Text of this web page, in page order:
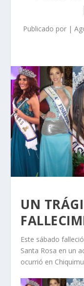
Publicado por |
UN
Este sábado
Santa Rosa en un
ocurrió en